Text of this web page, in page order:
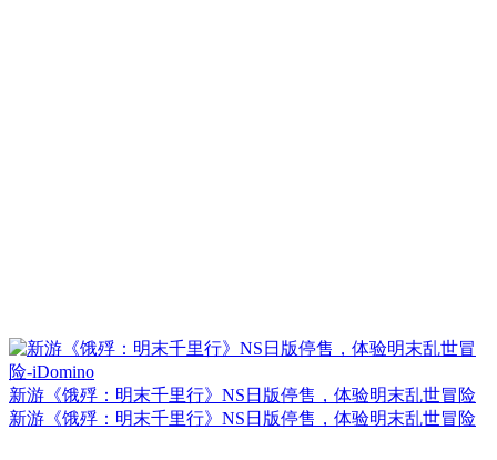
新游《饿殍：明末千里行》NS日版停售，体验明末乱世冒险
新游《饿殍：明末千里行》NS日版停售，体验明末乱世冒险